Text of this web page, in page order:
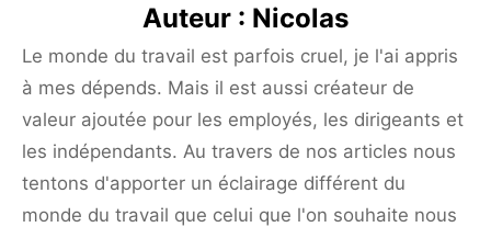
durablement
grâce
au
référencement
naturel
Auteur : Nicolas
Le monde du travail est parfois cruel, je l'ai appris
à mes dépends. Mais il est aussi créateur de
valeur ajoutée pour les employés, les dirigeants et
les indépendants. Au travers de nos articles nous
tentons d'apporter un éclairage différent du
monde du travail que celui que l'on souhaite nous